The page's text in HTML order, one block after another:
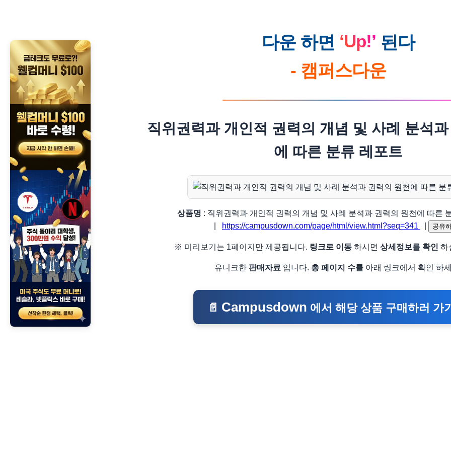
다운 하면 ‘Up!’ 된다
- 캠퍼스다운
직위권력과 개인적 권력의 개념 및 사례 분석
에 따른 분류 레포트
상품명 : 직위권력과 개인적 권력의 개념 및 사례 분석과 권력의 원천에 따른
https://campusdown.com/page/html/view.html?seq=341 공유
※ 미리보기는 1페이지만 제공됩니다. 링크로 이동하시면 상세정보를 확인 하
유니크한 판매자료 입니다. 총 페이지 수를 아래 링크에서 확인 하
📄 Campusdown 에서 해당 상품 구매하러 가